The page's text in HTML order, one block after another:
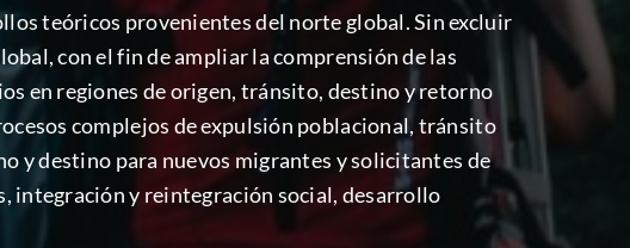
teóricos provenientes del norte global. Sin excluir
con el fin de ampliar la comprensión de las
en regiones de origen, tránsito, destino y retorno
complejos de expulsión poblacional, tránsito
y destino para nuevos migrantes y solicitantes de
integración y reintegración social, desarrollo